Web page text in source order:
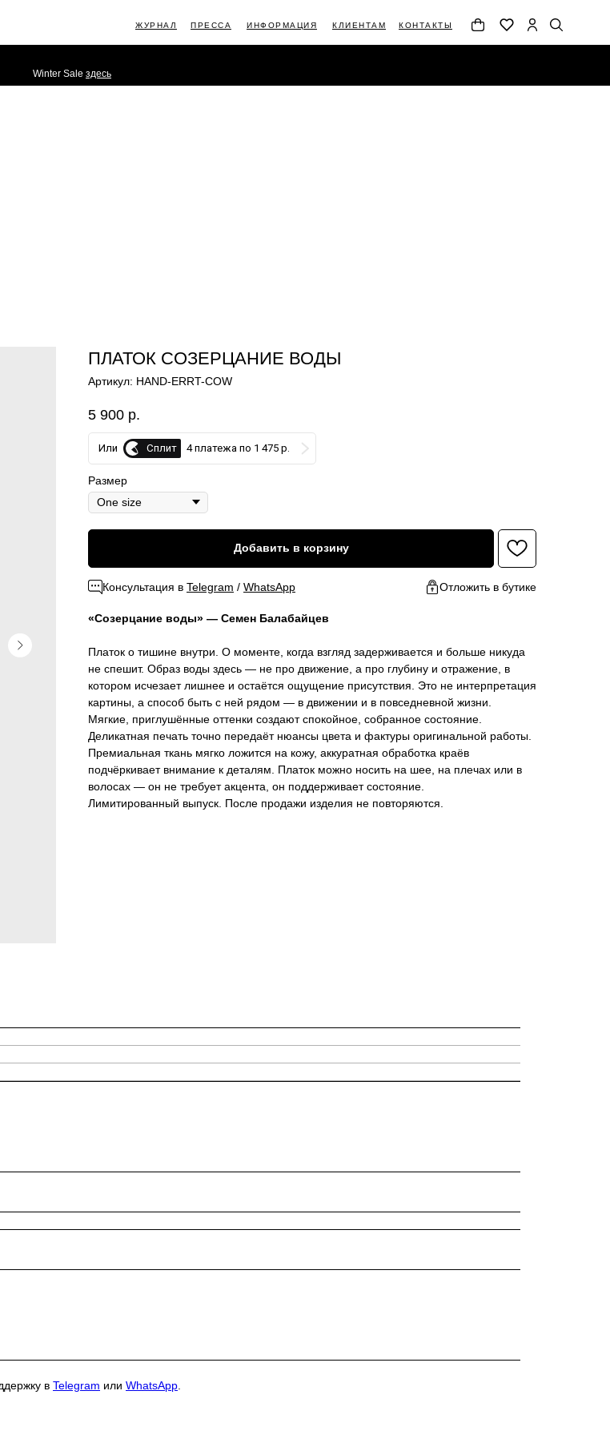
Winter Sale здесь
КОНТАКТЫ
ИНФОРМАЦИЯ КЛИЕНТАМ
ПРЕССА
ЖУРНАЛ
ПЛАТОК СОЗЕРЦАНИЕ ВОДЫ
Артикул: HAND-ERRT-COW
5 900 р.
Или Сплит 4 платежа по 1 475 р.
Размер
Добавить в корзину
Консультация в Telegram / WhatsApp Отложить в бутике
«Созерцание воды» — Семен Балабайцев
Платок о тишине внутри. О моменте, когда взгляд задерживается и больше никуда
не спешит. Образ воды здесь — не про движение, а про глубину и отражение, в
котором исчезает лишнее и остаётся ощущение присутствия. Это не интерпретация
картины, а способ быть с ней рядом — в движении и в повседневной жизни.
Мягкие, приглушённые оттенки создают спокойное, собранное состояние.
Деликатная печать точно передаёт нюансы цвета и фактуры оригинальной работы.
Премиальная ткань мягко ложится на кожу, аккуратная обработка краёв
подчёркивает внимание к деталям. Платок можно носить на шее, на плечах или в
волосах — он не требует акцента, он поддерживает состояние.
Лимитированный выпуск. После продажи изделия не повторяются.
в Telegram или WhatsApp